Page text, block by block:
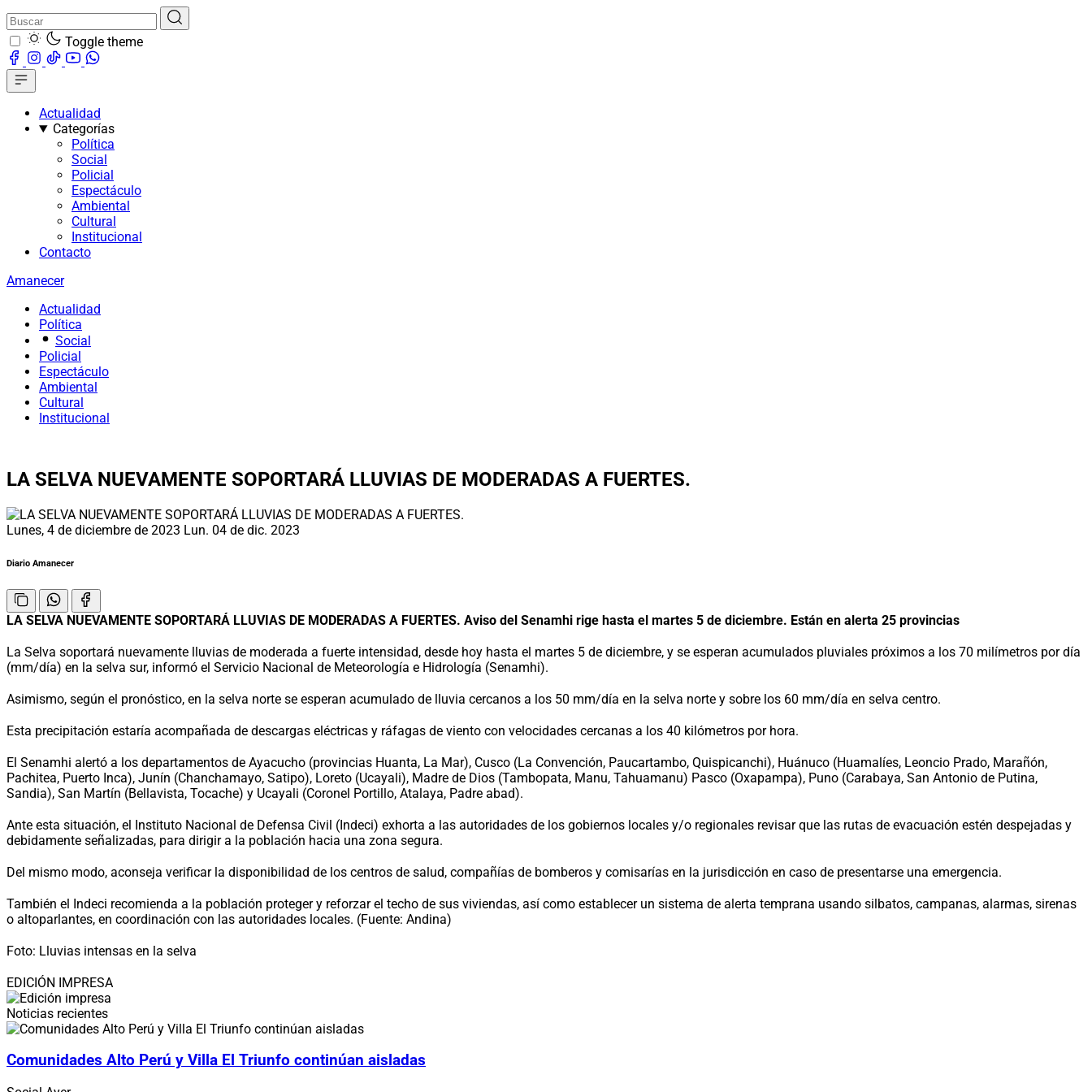
Toggle theme
Actualidad
Categorías
Política
Social
Policial
Espectáculo
Ambiental
Cultural
Institucional
Contacto
Amanecer
Actualidad
Política
Social
Policial
Espectáculo
Ambiental
Cultural
Institucional
LA SELVA NUEVAMENTE SOPORTARÁ LLUVIAS DE MODERADAS A FUERTES.
Lunes, 4 de diciembre de 2023 Lun. 04 de dic. 2023
Diario Amanecer
LA SELVA NUEVAMENTE SOPORTARÁ LLUVIAS DE MODERADAS A FUERTES. Aviso del Senamhi rige hasta el martes 5 de diciembre. Están en alerta 25 provincias
La Selva soportará nuevamente lluvias de moderada a fuerte intensidad, desde hoy hasta el martes 5 de diciembre, y se esperan acumulados pluviales próximos a los 70 milímetros por día
(mm/día) en la selva sur, informó el Servicio Nacional de Meteorología e Hidrología (Senamhi).
Asimismo, según el pronóstico, en la selva norte se esperan acumulado de lluvia cercanos a los 50 mm/día en la selva norte y sobre los 60 mm/día en selva centro.
Esta precipitación estaría acompañada de descargas eléctricas y ráfagas de viento con velocidades cercanas a los 40 kilómetros por hora.
El Senamhi alertó a los departamentos de Ayacucho (provincias Huanta, La Mar), Cusco (La Convención, Paucartambo, Quispicanchi), Huánuco (Huamalíes, Leoncio Prado, Marañón,
Pachitea, Puerto Inca), Junín (Chanchamayo, Satipo), Loreto (Ucayali), Madre de Dios (Tambopata, Manu, Tahuamanu) Pasco (Oxapampa), Puno (Carabaya, San Antonio de Putina,
Sandia), San Martín (Bellavista, Tocache) y Ucayali (Coronel Portillo, Atalaya, Padre abad).
Ante esta situación, el Instituto Nacional de Defensa Civil (Indeci) exhorta a las autoridades de los gobiernos locales y/o regionales revisar que las rutas de evacuación estén despejadas y
debidamente señalizadas, para dirigir a la población hacia una zona segura.
Del mismo modo, aconseja verificar la disponibilidad de los centros de salud, compañías de bomberos y comisarías en la jurisdicción en caso de presentarse una emergencia.
También el Indeci recomienda a la población proteger y reforzar el techo de sus viviendas, así como establecer un sistema de alerta temprana usando silbatos, campanas, alarmas, sirenas
o altoparlantes, en coordinación con las autoridades locales. (Fuente: Andina)
Foto: Lluvias intensas en la selva
EDICIÓN IMPRESA
Noticias recientes
Comunidades Alto Perú y Villa El Triunfo continúan aisladas